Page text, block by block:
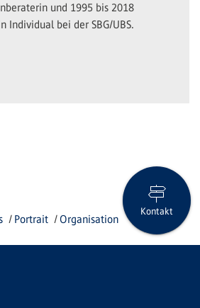
und 1995 bis 2018
Individual bei der SBG/UBS.
Portrait
Organisation
Kontakt